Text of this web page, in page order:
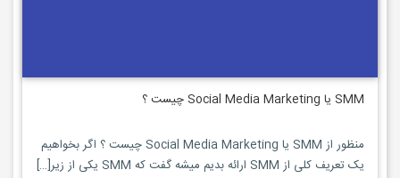
SMM یا Social Media Marketing چیست ؟
منظور از SMM یا Social Media Marketing چیست ؟ اگر بخواهیم
یک تعریف کلی از SMM ارائه بدیم میشه گفت که SMM یکی از زیر[…]